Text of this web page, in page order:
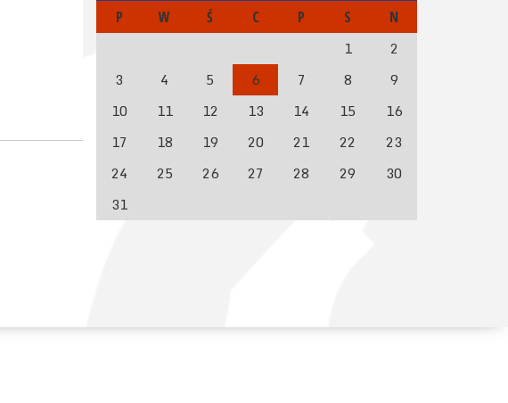
P W Ś C P S N
1
2
3
4 5 6 7 8
9
10
11 12 13 14 15
16
17
18 19 20 21 22
23
24
25 26 27 28 29
30
31